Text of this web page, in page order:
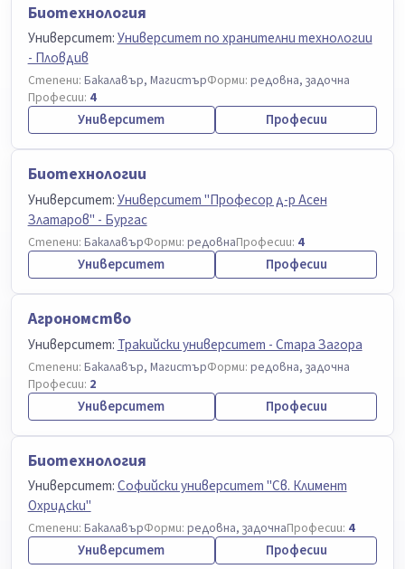
Биотехнология
Университет:Университет по хранителни технологии
- Пловдив
Степени: Бакалавър, МагистърФорми: редовна, задочна
Професии: 4
Университет Професии
Биотехнологии
Университет:Университет "Професор д-р Асен
Златаров" - Бургас
Степени: БакалавърФорми: редовнаПрофесии: 4
Университет Професии
Агрономство
Университет: Тракийски университет - Стара Загора
Степени: Бакалавър, МагистърФорми: редовна, задочна
Професии: 2
Университет Професии
Биотехнология
Университет:Софийски университет "Св. Климент
Охридски"
Степени: БакалавърФорми: редовна, задочнаПрофесии: 4
Университет Професии